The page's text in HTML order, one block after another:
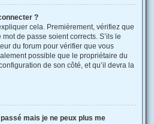
?
cela. Premièrement, vérifiez que
de passe soient corrects. S’ils le
du forum pour vérifier que vous
possible que le propriétaire du
de son côté, et qu’il devra la
mais je ne peux plus me